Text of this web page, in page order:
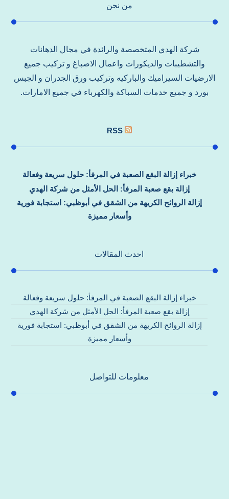
من نحن
شركة الهدي المتخصصة والرائدة في مجال الدهانات
والتشطيبات والديكورات واعمال الاصباغ و تركيب جميع
الارضيات السيراميك والباركيه وتركيب ورق الجدران و الجبس
بورد و جميع خدمات السباكة والكهرباء في جميع الامارات.
RSS
خبراء إزالة البقع الصعبة في المرفأ: حلول سريعة وفعالة
إزالة بقع صعبة المرفأ: الحل الأمثل من شركة الهدي
إزالة الروائح الكريهة من الشقق في أبوظبي: استجابة فورية
وأسعار مميزة
احدث المقالات
خبراء إزالة البقع الصعبة في المرفأ: حلول سريعة وفعالة
إزالة بقع صعبة المرفأ: الحل الأمثل من شركة الهدي
إزالة الروائح الكريهة من الشقق في أبوظبي: استجابة فورية
وأسعار مميزة
معلومات للتواصل